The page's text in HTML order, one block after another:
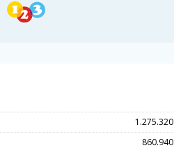
1.275.320
860.940